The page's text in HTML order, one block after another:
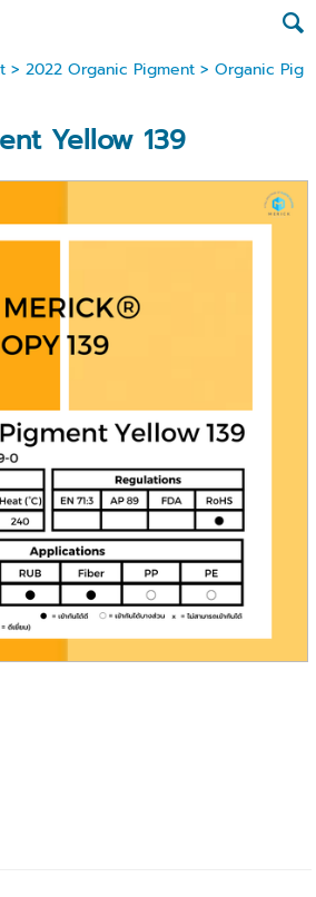
> 2022 Organic Pigment> Organic Pig
Yellow 139